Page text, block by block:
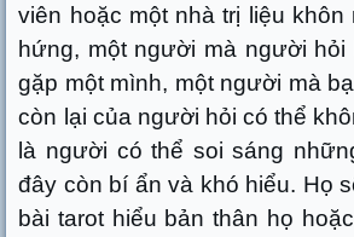
viên hoặc một nhà trị liệu khôn
hứng, một người mà người hỏi
gặp một mình, một người mà
còn lại của người hỏi có thể
là người có thể soi sáng
đây còn bí ẩn và khó hiểu. Họ
bài tarot hiểu bản thân họ